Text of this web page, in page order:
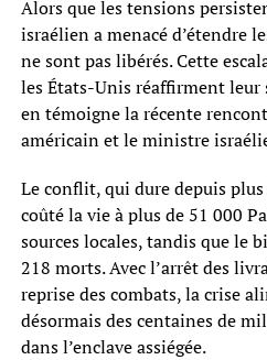
Alors que les tensions
israélien a menacé d’étendre
ne sont pas libérés. Cette
les États-Unis réaffirment leur
en témoigne la récente
américain et le ministre
Le conflit, qui dure depuis
coûté la vie à plus de 51 000
sources locales, tandis que le
218 morts. Avec l’arrêt des
reprise des combats, la crise
désormais des centaines de
dans l’enclave assiégée.